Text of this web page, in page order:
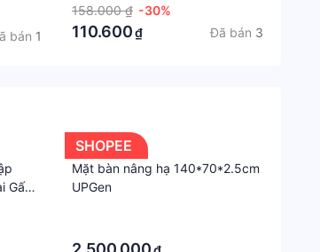
bán 1
158.000 ₫ -30%
110.600₫ Đã bán 3
Gấu
SHOPEE
Mặt bàn nâng hạ 140*70*2.5cm
UPGen